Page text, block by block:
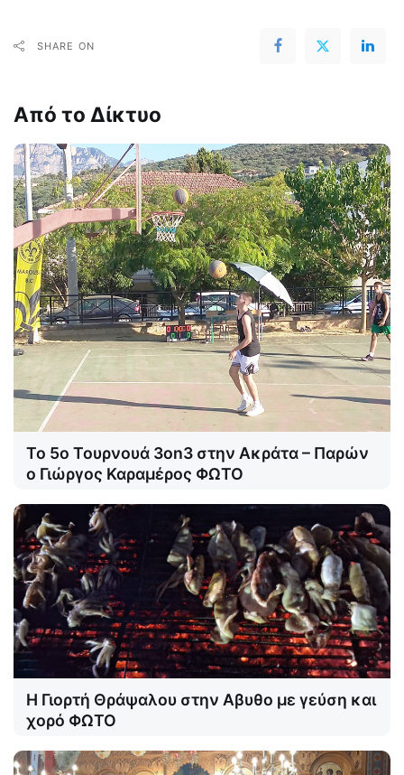
SHARE ON
Από το Δίκτυο
Το 5ο Τουρνουά 3on3 στην Ακράτα – Παρών
ο Γιώργος Καραμέρος ΦΩΤΟ
Η Γιορτή Θράψαλου στην Αβυθο με γεύση και
χορό ΦΩΤΟ